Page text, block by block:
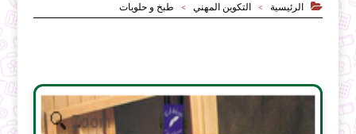

الرئيسية > التكوين المهني > طبخ و حلويات